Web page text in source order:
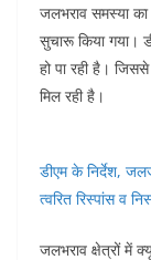
जलभराव समस्या
सुचारू किया गया।
हो पा रही है।
मिल रही है।
डीएम के निर्देश,
त्वरित रिस्पांस व
जलभराव क्षेत्रों में